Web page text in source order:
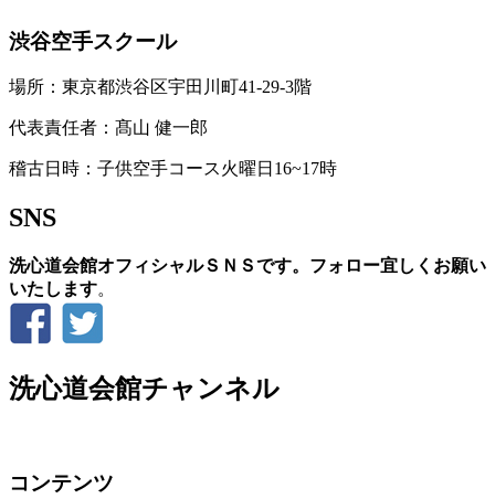
渋谷空手スクール
場所：東京都渋谷区宇田川町41-29-3階
代表責任者：髙山 健一郎
稽古日時：子供空手コース火曜日16~17時
SNS
洗心道会館オフィシャルＳＮＳです。フォロー宜しくお願い
いたします。
洗心道会館チャンネル
コンテンツ